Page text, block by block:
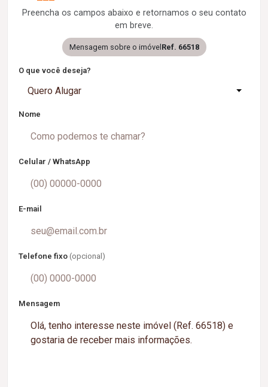
Preencha os campos abaixo e retornamos o seu contato
em breve.
Mensagem sobre o imóvel Ref. 66518
O que você deseja?
Quero Alugar
Nome
Celular / WhatsApp
E-mail
Telefone fixo (opcional)
Mensagem